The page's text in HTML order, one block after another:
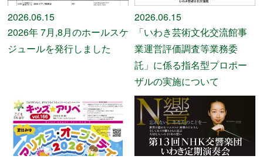
WEBマガジン
施設を使いたい
公演をみたい
ニュースリリース
2026.06.15
2026年 7月,8月のホールスケ
ジュールを発行しました
2026.06.15
「いわき芸術文化交流館事
業運営評価調査等業務委
託」に係る指名型プロポー
ザルの実施について